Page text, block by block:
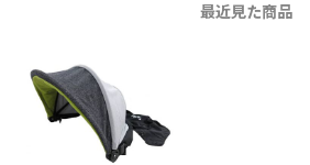
最近見た商品